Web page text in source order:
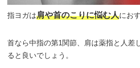
指ヨガは肩や首のこりに悩む人にお
首なら中指の第1関節、肩は薬指と人差
ると良いでしょう。